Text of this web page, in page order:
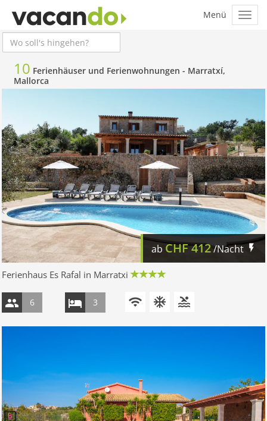
10 Ferienhäuser und Ferienwohnungen - Marratxí,
Mallorca
ab CHF412/Nacht
Ferienhaus Es Rafal in Marratxi
6 3